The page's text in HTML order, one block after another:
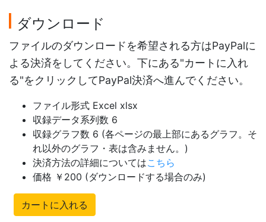
ダウンロード
ファイルのダウンロードを希望される方はPayPalに
よる決済をしてください。下にある"カートに入れ
る"をクリックしてPayPal決済へ進んでください。
ファイル形式 Excel xlsx
収録データ系列数 6
収録グラフ数 6 (各ページの最上部にあるグラフ。そ
れ以外のグラフ・表は含みません。)
決済方法の詳細についてはこちら
価格 ￥200 (ダウンロードする場合のみ)
カートに入れる